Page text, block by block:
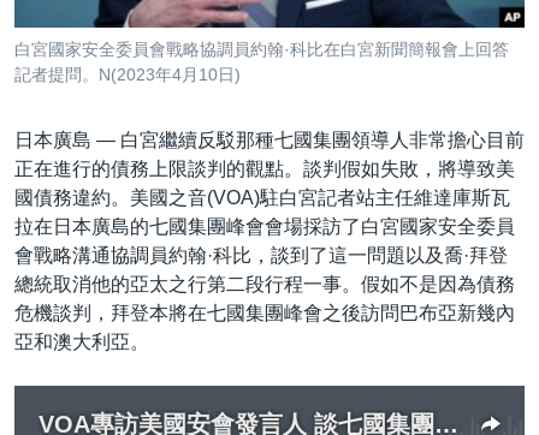
每日視頻新聞
VOA 60秒 (國際)
視頻存檔
YOUTUBE頻道
音頻
時事經緯
海外港人
港人港心
美國透視
建國史話
廣播節目表
關注我們
其他語言網站
白宮國家安全委員會戰略協調員約翰·科比在白宮新聞簡報會上回答
記者提問。N(2023年4月10日)
日本廣島 — 白宮繼續反駁那種七國集團領導人非常擔心目前
正在進行的債務上限談判的觀點。談判假如失敗，將導致美
國債務違約。美國之音(VOA)駐白宮記者站主任維達庫斯瓦
拉在日本廣島的七國集團峰會會場採訪了白宮國家安全委員
會戰略溝通協調員約翰·科比，談到了這一問題以及喬·拜登
總統取消他的亞太之行第二段行程一事。假如不是因為債務
危機談判，拜登本將在七國集團峰會之後訪問巴布亞新幾內
亞和澳大利亞。
VOA專訪美國安會發言人 談七國集團峰會、債務上限危機等議題